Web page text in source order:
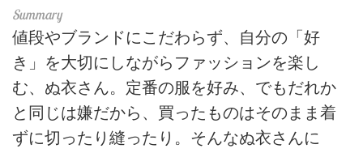
値段やブランドにこだわらず、自分の「好
き」を大切にしながらファッションを楽し
む、ぬ衣さん。定番の服を好み、でもだれか
と同じは嫌だから、買ったものはそのまま着
ずに切ったり縫ったり。そんなぬ衣さんに